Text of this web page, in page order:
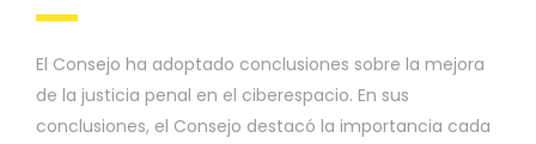
El Consejo ha adoptado conclusiones sobre la mejora
de la justicia penal en el ciberespacio. En sus
conclusiones, el Consejo destacó la importancia cada